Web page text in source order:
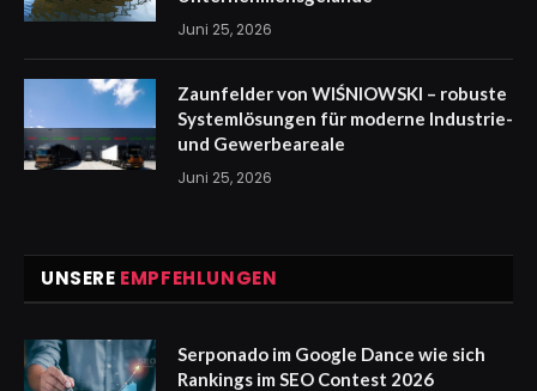
Juni 25, 2026
Zaunfelder von WIŚNIOWSKI – robuste
Systemlösungen für moderne Industrie-
und Gewerbeareale
Juni 25, 2026
UNSERE EMPFEHLUNGEN
Serponado im Google Dance wie sich
Rankings im SEO Contest 2026